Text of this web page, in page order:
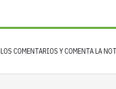
LOS COMENTARIOS Y COMENTA LA